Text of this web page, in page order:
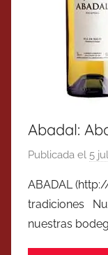
Abadal:
Publicada el 5
ABADAL
tradiciones
nuestras